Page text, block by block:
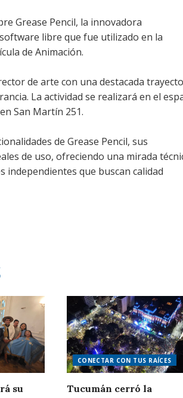
Grease Pencil, la innovadora
libre que fue utilizado en la
de Animación.
de arte con una destacada
La actividad se realizará en el
San Martín 251.
de Grease Pencil, sus
de uso, ofreciendo una mirada
independientes que buscan calidad
su
CONECTAR CON TUS RAÍCES
Tucumán cerró la